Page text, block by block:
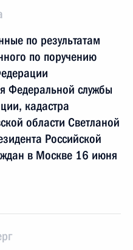
по результатам
по поручению
Федеральной службы
кадастра
области Светланой
Российской
в Москве 16 июня